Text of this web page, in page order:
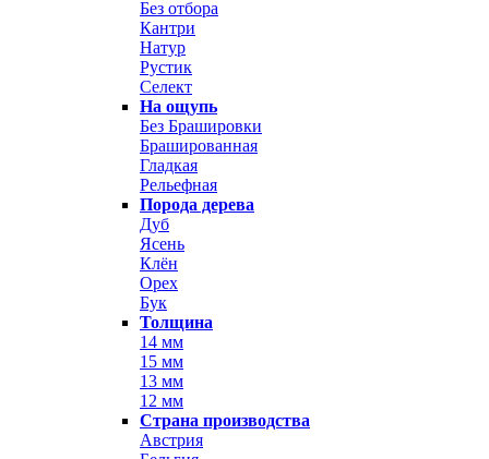
Без отбора
Кантри
Натур
Рустик
Селект
На ощупь
Без Брашировки
Брашированная
Гладкая
Рельефная
Порода дерева
Дуб
Ясень
Клён
Орех
Бук
Толщина
14 мм
15 мм
13 мм
12 мм
Страна производства
Австрия